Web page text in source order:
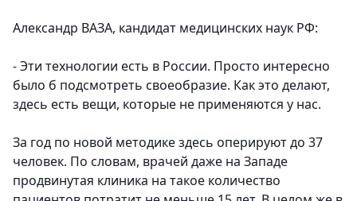
Александр ВАЗА, кандидат медицинских наук РФ:
- Эти технологии есть в России. Просто интересно
было б подсмотреть своеобразие. Как это делают,
здесь есть вещи, которые не применяются у нас.
За год по новой методике здесь оперируют до 37
человек. По словам, врачей даже на Западе
продвинутая клиника на такое количество